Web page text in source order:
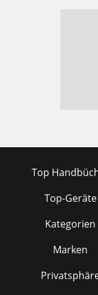
Top
Top-Geräte
Kategorien
Marken